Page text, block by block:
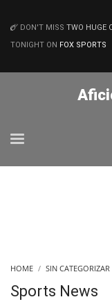
MATCHES
DON'T MISS TWO HUGE
TONIGHT ON FOX SPORTS
HOME SIN CATEGORIZAR
Sports News